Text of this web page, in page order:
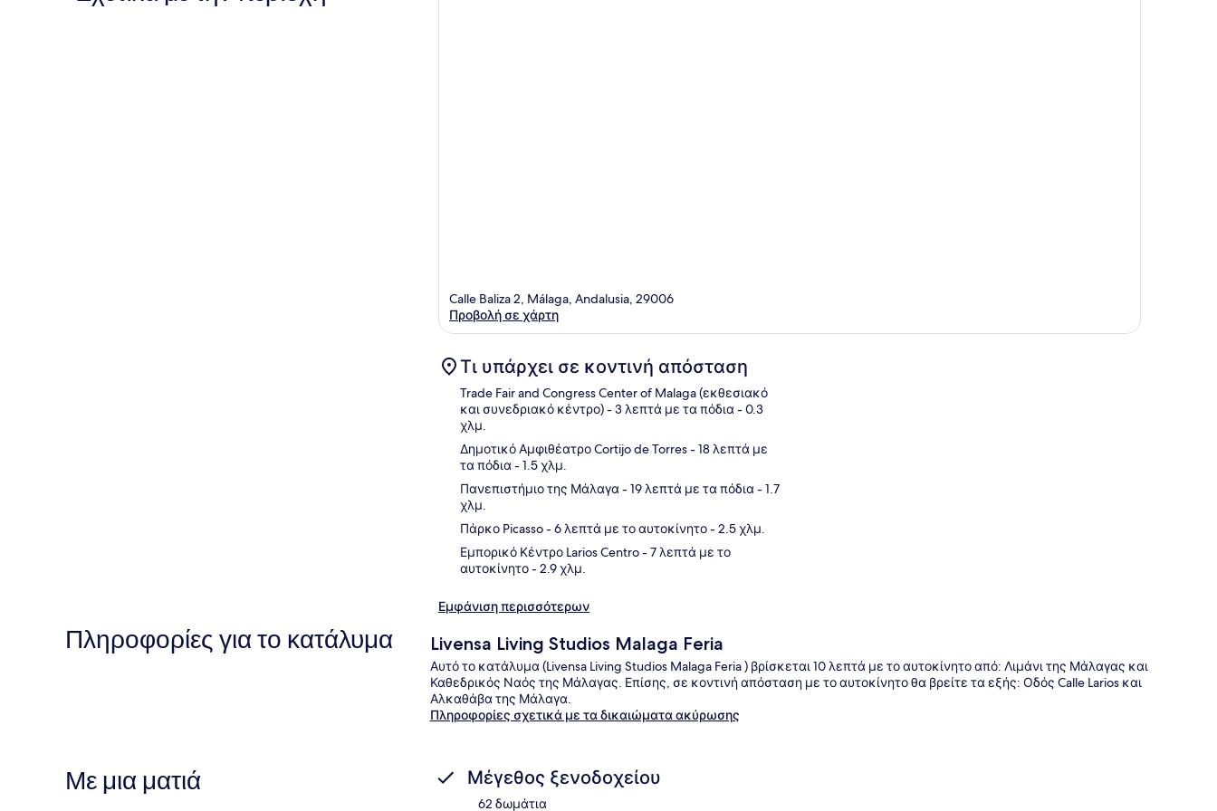
Calle Baliza 2, Málaga, Andalusia, 29006
Προβολή σε χάρτη
Τι υπάρχει σε κοντινή απόσταση
Trade Fair and Congress Center of Malaga (εκθεσιακό
και συνεδριακό κέντρο)- 3 λεπτά με τα πόδια - 0.3
χλμ.
Δημοτικό Αμφιθέατρο Cortijo de Torres- 18 λεπτά με
τα πόδια - 1.5 χλμ.
Πανεπιστήμιο της Μάλαγα - 19 λεπτά με τα πόδια - 1.7
χλμ.
Πάρκο Picasso- 6 λεπτά με το αυτοκίνητο- 2.5 χλμ.
Εμπορικό Κέντρο Larios Centro- 7 λεπτά με το
αυτοκίνητο- 2.9 χλμ.
Εμφάνιση περισσότερων
Πληροφορίες για το κατάλυμα Livensa Living Studios Malaga Feria
Αυτό το κατάλυμα (Livensa Living Studios Malaga Feria ) βρίσκεται 10 λεπτά με το αυτοκίνητο από: Λιμάνι της Μάλαγας και
Καθεδρικός Ναός της Μάλαγας. Επίσης, σε κοντινή απόσταση με το αυτοκίνητο θα βρείτε τα εξής: Οδός Calle Larios και
Αλκαθάβα της Μάλαγα.
Πληροφορίες σχετικά με τα δικαιώματα ακύρωσης
Με μια ματιά Μέγεθος ξενοδοχείου
62 δωμάτια